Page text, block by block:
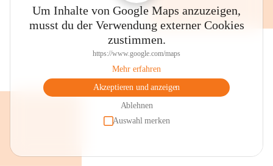
Um Inhalte von Google Maps anzuzeigen,
musst du der Verwendung externer Cookies
zustimmen.
https://www.google.com/maps
Mehr erfahren
Akzeptieren und anzeigen
Ablehnen
Auswahl merken